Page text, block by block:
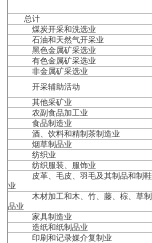
总计
煤炭开采和洗选业
石油和天然气开采业
黑色金属矿采选业
有色金属矿采选业
非金属矿采选业
开采辅助活动
其他采矿业
农副食品加工业
食品制造业
酒、饮料和精制茶制造业
烟草制品业
纺织业
纺织服装、服饰业
皮革、毛皮、羽毛及其制品和制鞋
业
木材加工和木、竹、藤、棕、草制
品业
家具制造业
造纸和纸制品业
印刷和记录媒介复制业